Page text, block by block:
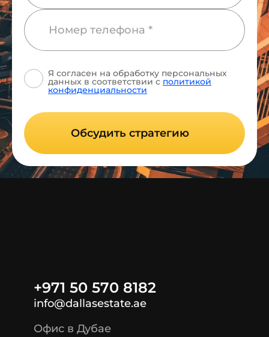
Я согласен на обработку персональных
данных в соответствии с политикой
конфиденциальности
Обсудить стратегию
+971 50 570 8182
info@dallasestate.ae
Офис в Дубае